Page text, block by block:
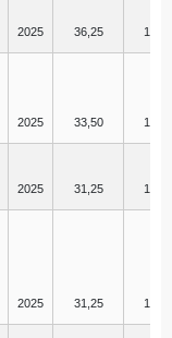
2025 36,25 16,25
2025 33,50 13,25
2025 31,25 16,25
2025 31,25 12,50